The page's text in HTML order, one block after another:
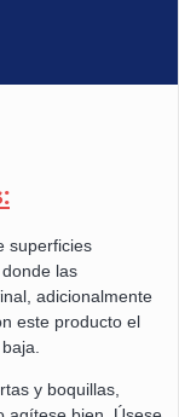
superficies
las
adicionalmente
este producto el
y boquillas,